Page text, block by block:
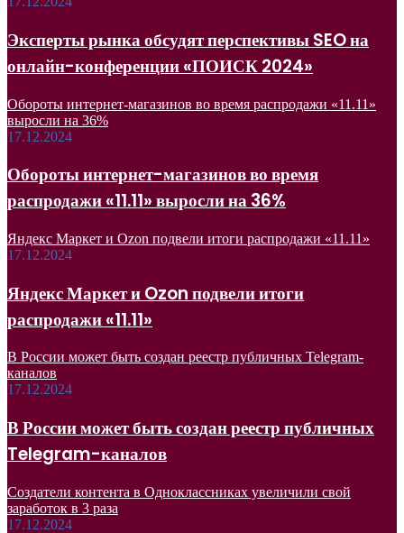
Эксперты рынка обсудят перспективы SEO на
онлайн-конференции «ПОИСК 2024»
Обороты интернет-магазинов во время распродажи «11.11»
выросли на 36%
17.12.2024
Обороты интернет-магазинов во время
распродажи «11.11» выросли на 36%
Яндекс Маркет и Ozon подвели итоги распродажи «11.11»
17.12.2024
Яндекс Маркет и Ozon подвели итоги
распродажи «11.11»
В России может быть создан реестр публичных Telegram-
каналов
17.12.2024
В России может быть создан реестр публичных
Telegram-каналов
Создатели контента в Одноклассниках увеличили свой
заработок в 3 раза
17.12.2024